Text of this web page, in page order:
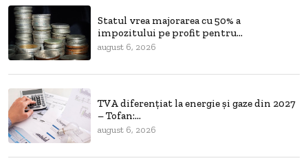
Statul vrea majorarea cu 50% a
impozitului pe profit pentru...
august 6, 2026
TVA diferențiat la energie și gaze din 2027
– Tofan:...
august 6, 2026